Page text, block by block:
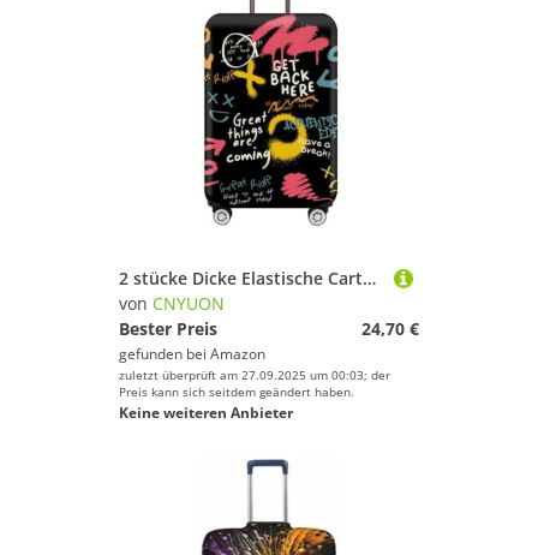
2 stücke Dicke Elastische Cartoon Gepäck Schutzhülle Zipper Anzug Tasche Koffer Abdeckungen Trolley Abdeckung Reise Zubehör(Colorful dot,M 22-24 inch)
von CNYUON
Bester Preis
24,70 €
gefunden bei Amazon
zuletzt überprüft am 27.09.2025 um 00:03; der
Preis kann sich seitdem geändert haben.
Keine weiteren Anbieter